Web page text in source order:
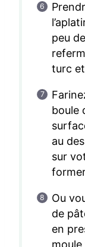
peu
turc
boule
au
sur
Ou
de
en